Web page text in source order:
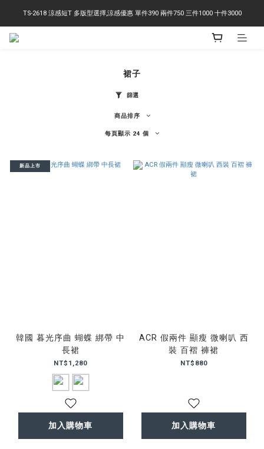
右下角訂閱LINE即享95折優惠
TS-2618 涼感短T 多版型選擇,涼感優惠 單件390 兩件750 三件1000 十件3000
裙子
篩選
商品排序
每頁顯示 24 個
新品上市
韓國 暮光序曲 蝴蝶 綁帶 中
長裙
NT$1,280
加入購物車
ACR 假兩件 顯瘦 微喇叭 西
裝 百褶 褲裙
NT$880
加入購物車